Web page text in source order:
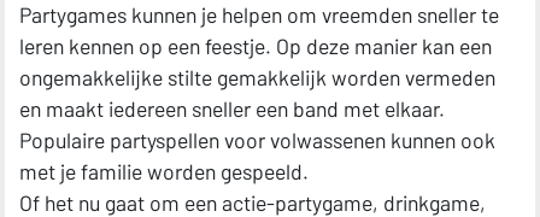
Partygames kunnen je helpen om vreemden sneller te
leren kennen op een feestje. Op deze manier kan een
ongemakkelijke stilte gemakkelijk worden vermeden
en maakt iedereen sneller een band met elkaar.
Populaire partyspellen voor volwassenen kunnen ook
met je familie worden gespeeld.
Of het nu gaat om een actie-partygame, drinkgame,